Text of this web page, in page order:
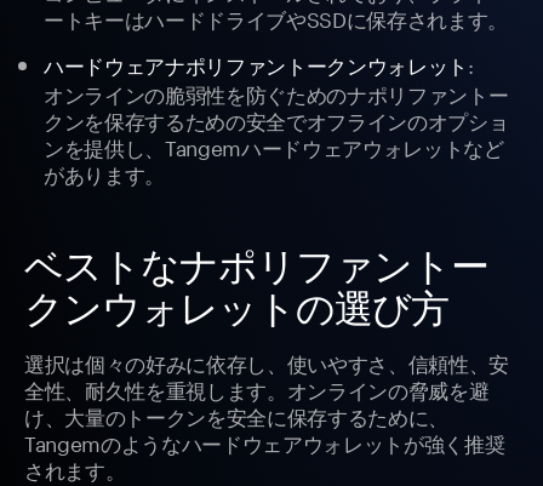
ートキーはハードドライブやSSDに保存されます。
ハードウェアナポリファントークンウォレット :
オンラインの脆弱性を防ぐためのナポリファントー
クンを保存するための安全でオフラインのオプショ
ンを提供し、Tangemハードウェアウォレットなど
があります。
ベストなナポリファントー
クンウォレットの選び方
選択は個々の好みに依存し、使いやすさ、信頼性、安
全性、耐久性を重視します。オンラインの脅威を避
け、大量のトークンを安全に保存するために、
Tangemのようなハードウェアウォレットが強く推奨
されます。